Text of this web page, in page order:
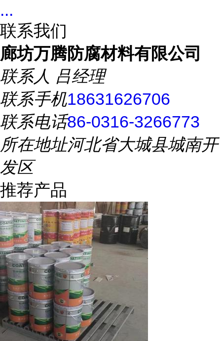
...
联系我们
廊坊万腾防腐材料有限公司
联系人 吕经理
联系手机18631626706
联系电话86-0316-3266773
所在地址河北省大城县城南开
发区
推荐产品